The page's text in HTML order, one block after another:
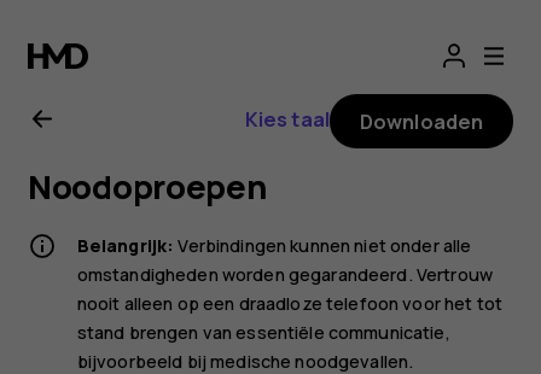
voor
Nokia
G21
Kies taal Downloaden
Noodoproepen
Belangrijk: Verbindingen kunnen niet onder alle
omstandigheden worden gegarandeerd. Vertrouw
nooit alleen op een draadloze telefoon voor het tot
stand brengen van essentiële communicatie,
bijvoorbeeld bij medische noodgevallen.